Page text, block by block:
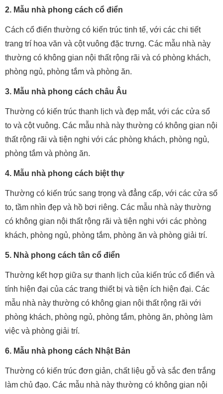
2. Mẫu nhà phong cách cổ điển
Cách cổ điển thường có kiến trúc tinh tế, với các chi tiết
trang trí hoa văn và cột vuông đặc trưng. Các mẫu nhà này
thường có không gian nội thất rộng rãi và có phòng khách,
phòng ngủ, phòng tắm và phòng ăn.
3. Mẫu nhà phong cách châu Âu
Thường có kiến trúc thanh lịch và đẹp mắt, với các cửa sổ
to và cột vuông. Các mẫu nhà này thường có không gian nội
thất rộng rãi và tiện nghi với các phòng khách, phòng ngủ,
phòng tắm và phòng ăn.
4. Mẫu nhà phong cách biệt thự
Thường có kiến trúc sang trọng và đẳng cấp, với các cửa sổ
to, tầm nhìn đẹp và hồ bơi riêng. Các mẫu nhà này thường
có không gian nội thất rộng rãi và tiện nghi với các phòng
khách, phòng ngủ, phòng tắm, phòng ăn và phòng giải trí.
5. Nhà phong cách tân cổ điển
Thường kết hợp giữa sự thanh lịch của kiến trúc cổ điển và
tính hiện đại của các trang thiết bị và tiện ích hiện đại. Các
mẫu nhà này thường có không gian nội thất rộng rãi với
phòng khách, phòng ngủ, phòng tắm, phòng ăn, phòng làm
việc và phòng giải trí.
6. Mẫu nhà phong cách Nhật Bản
Thường có kiến trúc đơn giản, chất liệu gỗ và sắc đen trắng
làm chủ đạo. Các mẫu nhà này thường có không gian nội